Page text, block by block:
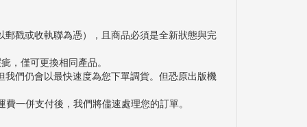
戳或收執聯為憑），且商品必須是全新狀態與完
，僅可更換相同產品。
們仍會以最快速度為您下單調貨。但恐原出版機
一併支付後，我們將儘速處理您的訂單。